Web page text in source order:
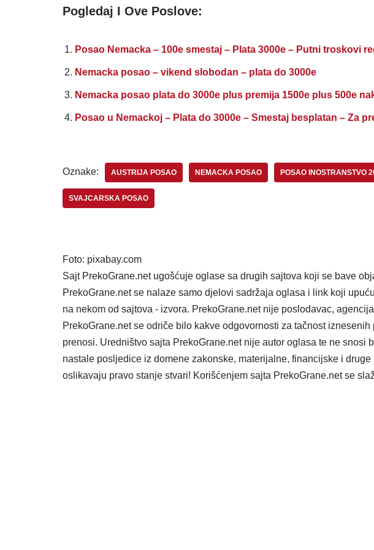
Pogledaj I Ove Poslove:
Posao Nemacka – 100e smestaj – Plata 3000e – Putni troskovi
Nemacka posao – vikend slobodan – plata do 3000e
Nemacka posao plata do 3000e plus premija 1500e plus 500e
Posao u Nemackoj – Plata do 3000e – Smestaj besplatan – Za
Oznake: AUSTRIJA POSAO NEMACKA POSAO POSAO INOSTRANSTVO
SVAJCARSKA POSAO
Foto: pixabay.com
Sajt PrekoGrane.net ugošćuje oglase sa drugih sajtova koji se bave
PrekoGrane.net se nalaze samo djelovi sadržaja oglasa i link koji
na nekom od sajtova - izvora. PrekoGrane.net nije poslodavac,
PrekoGrane.net se odriče bilo kakve odgovornosti za tačnost
prenosi. Uredništvo sajta PrekoGrane.net nije autor oglasa te ne snosi
nastale posljedice iz domene zakonske, materijalne, financijske i
oslikavaju pravo stanje stvari! Korišćenjem sajta PrekoGrane.net se